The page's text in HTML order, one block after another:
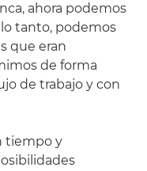
ahora podemos
tanto, podemos
que eran
de forma
de trabajo y con
tiempo y